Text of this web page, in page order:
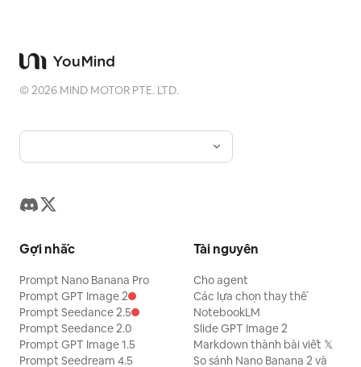
©2026 MIND MOTOR PTE. LTD.
Gợi nhắc
Prompt Nano Banana Pro
Prompt GPT Image 2
Prompt Seedance 2.5
Prompt Seedance 2.0
Prompt GPT Image 1.5
Prompt Seedream 4.5
Tài nguyên
Cho agent
Các lựa chọn thay thế
NotebookLM
Slide GPT Image 2
Markdown thành bài viết 𝕏
So sánh Nano Banana 2 và